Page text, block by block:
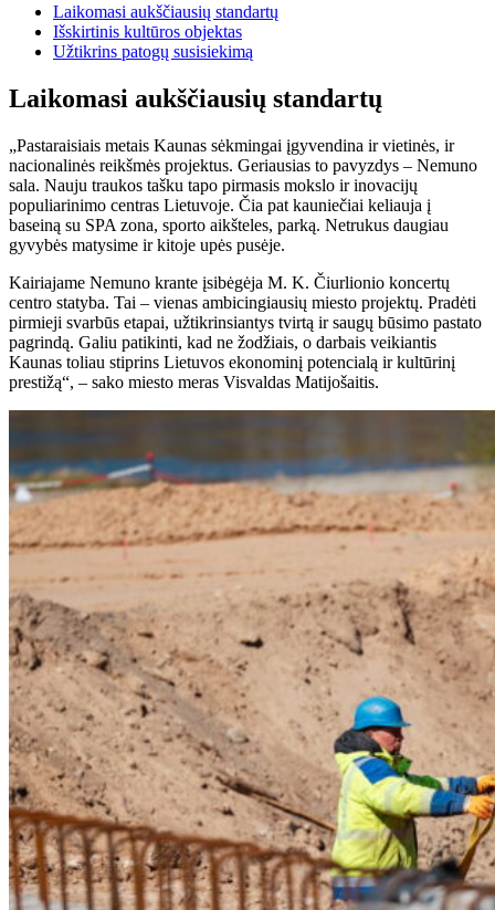
Laikomasi aukščiausių standartų
Išskirtinis kultūros objektas
Užtikrins patogų susisiekimą
Laikomasi aukščiausių standartų
„Pastaraisiais metais Kaunas sėkmingai įgyvendina ir vietinės, ir
nacionalinės reikšmės projektus. Geriausias to pavyzdys – Nemuno
sala. Nauju traukos tašku tapo pirmasis mokslo ir inovacijų
populiarinimo centras Lietuvoje. Čia pat kauniečiai keliauja į
baseiną su SPA zona, sporto aikšteles, parką. Netrukus daugiau
gyvybės matysime ir kitoje upės pusėje.
Kairiajame Nemuno krante įsibėgėja M. K. Čiurlionio koncertų
centro statyba. Tai – vienas ambicingiausių miesto projektų. Pradėti
pirmieji svarbūs etapai, užtikrinsiantys tvirtą ir saugų būsimo pastato
pagrindą. Galiu patikinti, kad ne žodžiais, o darbais veikiantis
Kaunas toliau stiprins Lietuvos ekonominį potencialą ir kultūrinį
prestižą“, – sako miesto meras Visvaldas Matijošaitis.